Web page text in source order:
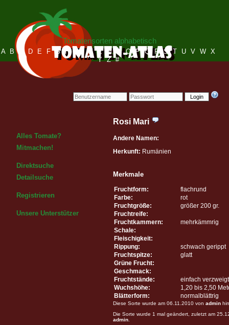
Login
Tomatensorten alphabetisch
A B C D E F G H I J K L M N O P Q R S T U V W X
Y Z #
Alles Tomate?
Mitmachen!
Direktsuche
Detailsuche
Registrieren
Unsere Unterstützer
Rosi Mari
Andere Namen:
Herkunft: Rumänien
Merkmale
Fruchtform:
flachrund
Farbe:
rot
Fruchtgröße:
größer 200 gr.
Fruchtreife:
Fruchtkammern:
mehrkämmrig
Schale:
Fleischigkeit:
Rippung:
schwach gerippt
Fruchtspitze:
glatt
Grüne Frucht:
Geschmack:
Fruchtstände:
einfach verzweigt
Wuchshöhe:
1,20 bis 2,50
Blätterform:
normalblättrig
Diese Sorte wurde am 06.11.2010 von admin
Die Sorte wurde 1 mal geändert, zuletzt am
admin